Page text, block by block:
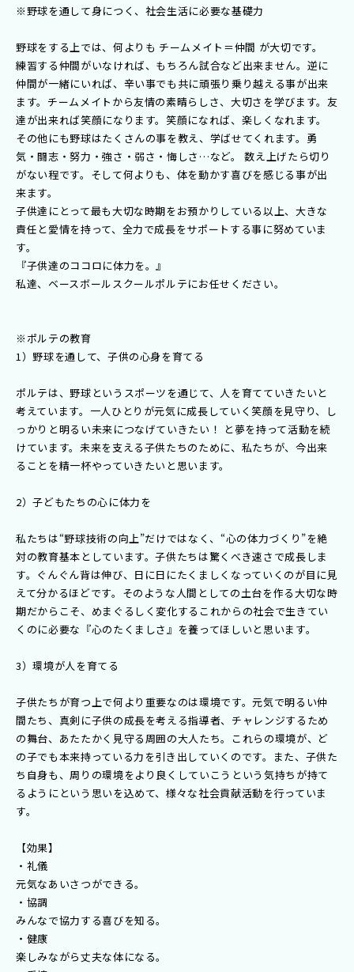
※野球を通して身につく、社会生活に必要な基礎力
野球をする上では、何よりも チームメイト＝仲間 が大切です。
練習する仲間がいなければ、もちろん試合など出来ません。逆に
仲間が一緒にいれば、辛い事でも共に頑張り乗り越える事が出来
ます。チームメイトから友情の素晴らしさ、大切さを学びます。友
達が出来れば笑顔になります。笑顔になれば、楽しくなれます。
その他にも野球はたくさんの事を教え、学ばせてくれます。勇
気・闘志・努力・強さ・弱さ・悔しさ…など。 数え上げたら切り
がない程です。そして何よりも、体を動かす喜びを感じる事が出
来ます。
子供達にとって最も大切な時期をお預かりしている以上、大きな
責任と愛情を持って、全力で成長をサポートする事に努めていま
す。
『子供達のココロに体力を。』
私達、ベースボールスクールポルテにお任せください。
※ポルテの教育
1）野球を通して、子供の心身を育てる
ポルテは、野球というスポーツを通じて、人を育てていきたいと
考えています。一人ひとりが元気に成長していく笑顔を見守り、し
っかりと明るい未来につなげていきたい！ と夢を持って活動を続
けています。未来を支える子供たちのために、私たちが、今出来
ることを精一杯やっていきたいと思います。
2）子どもたちの心に体力を
私たちは“野球技術の向上”だけではなく、“心の体力づくり”を絶
対の教育基本としています。子供たちは驚くべき速さで成長しま
す。ぐんぐん背は伸び、日に日にたくましくなっていくのが目に見
えて分かるほどです。そのような人間としての土台を作る大切な時
期だからこそ、めまぐるしく変化するこれからの社会で生きてい
くのに必要な『心のたくましさ』を養ってほしいと思います。
3）環境が人を育てる
子供たちが育つ上で何より重要なのは環境です。元気で明るい仲
間たち、真剣に子供の成長を考える指導者、チャレンジするため
の舞台、あたたかく見守る周囲の大人たち。これらの環境が、ど
の子でも本来持っている力を引き出していくのです。また、子供た
ち自身も、周りの環境をより良くしていこうという気持ちが持て
るようにという思いを込めて、様々な社会貢献活動を行っていま
す。
【効果】
・礼儀
元気なあいさつができる。
・協調
みんなで協力する喜びを知る。
・健康
楽しみながら丈夫な体になる。